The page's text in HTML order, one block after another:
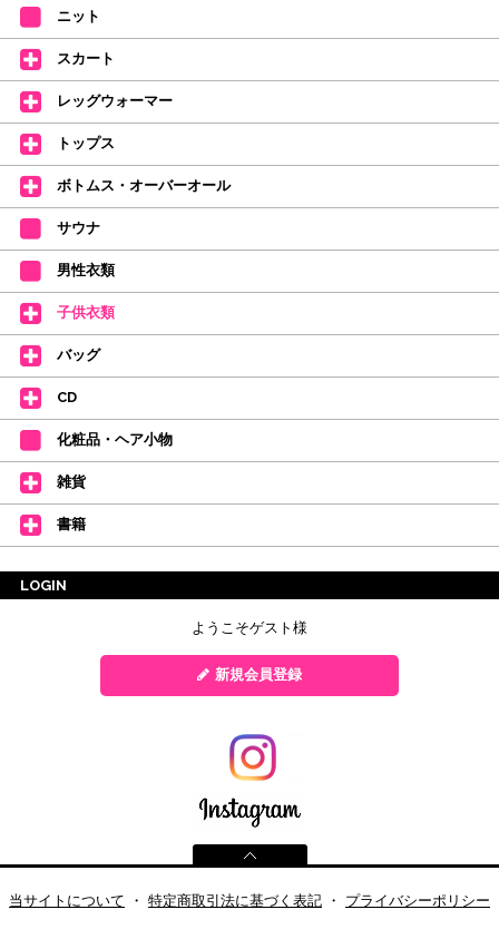
全店、ご予約不要です(18:30まで)。タイツ・ソックス・トウパッドを
持参してください。
皆さまのダンスライフをサポートできるようなさまざまな商品をご紹介して
おります。
【新商品はこちらから】 ←ここをクリック♪
ニット
スカート
レッグウォーマー
トップス
ボトムス・オーバーオール
サウナ
男性衣類
子供衣類
バッグ
CD
化粧品・ヘア小物
雑貨
書籍
LOGIN
ようこそゲスト様
新規会員登録
当サイトについて ・ 特定商取引法に基づく表記 ・ プライバシーポリシー